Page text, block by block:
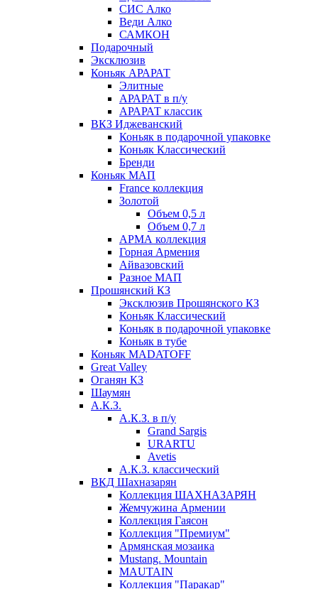
СИС Алко
Веди Алко
САМКОН
Подарочный
Эксклюзив
Коньяк АРАРАТ
Элитные
АРАРАТ в п/у
АРАРАТ классик
ВКЗ Иджеванский
Коньяк в подарочной упаковке
Коньяк Классический
Бренди
Коньяк МАП
France коллекция
Золотой
Объем 0,5 л
Объем 0,7 л
АРМА коллекция
Горная Армения
Айвазовский
Разное МАП
Прошянский КЗ
Эксклюзив Прошянского КЗ
Коньяк Классический
Коньяк в подарочной упаковке
Коньяк в тубе
Коньяк MADATOFF
Great Valley
Оганян КЗ
Шаумян
А.К.З.
А.К.З. в п/у
Grand Sargis
URARTU
Avetis
А.К.З. классический
ВКД Шахназарян
Коллекция ШАХНАЗАРЯН
Жемчужина Армении
Коллекция Гаясон
Коллекция "Премиум"
Армянская мозаика
Mustang. Mountain
MAUTAIN
Коллекция "Паракар"